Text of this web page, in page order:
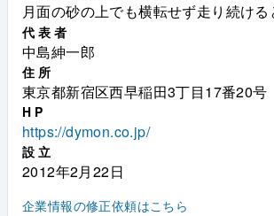
月面の砂の上でも横転せず走り続ける
代表者
中島紳一郎
住所
東京都新宿区西早稲田3丁目17番20号
HP
https://dymon.co.jp/
設立
2012年2月22日
企業情報の修正依頼はこちら